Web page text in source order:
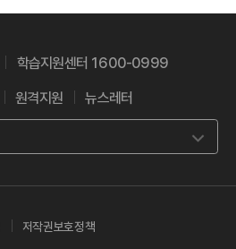
학습지원센터 1600-0999
원격지원 뉴스레터
저작권보호정책